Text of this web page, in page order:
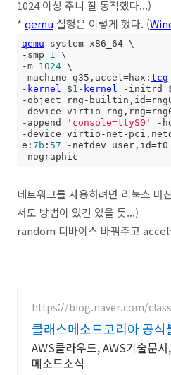
1024 이상 주니 잘 동작했다...)
* qemu 실행은 이렇게 했다. (
qemu -system-x86_64 \
-smp 1
\
-m 1024 \
-machine q35,accel=hax: tcg
- kernel $1 - kernel -initrd
-object rng-
-device virtio-
-append
'console=ttyS0' -
-device virtio-net-
e: 7b : 57 -netdev
-nographic
네트워크를 사용하려면 리눅스 머
서도 방법이 있긴 있을 듯...)
random 디바이스 바꿔주고
https://blog.naver.com/
클래스메소드코리아 공식
AWS클라우드, AWS기술문
메소드소식